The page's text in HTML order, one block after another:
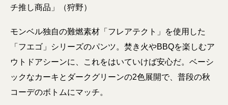
チ推し商品」（狩野）
モンベル独自の難燃素材「フレアテクト」を使用した
「フエゴ」シリーズのパンツ。焚き火やBBQを楽しむア
ウトドアシーンに、これをはいていけば安心だ。ベーシ
ックなカーキとダークグリーンの2色展開で、普段の秋
コーデのボトムにマッチ。